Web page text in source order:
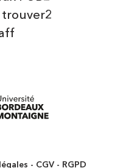
CGV RGPD